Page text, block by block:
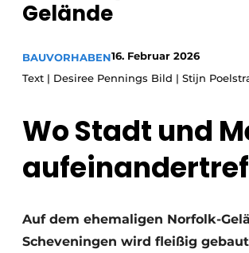
Podcasts
Geschichte
Metadaten
Freie Stellen
Videos
Glas
Modularer Aufbau
Gelände
BAUVORHABEN16. Februar 2026
Text | Desiree Pennings Bild | Stijn
Wo Stadt und
Auf dem ehemaligen Norfolk-
Scheveningen wird fleißig